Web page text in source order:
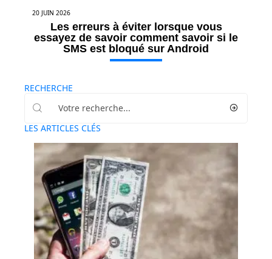
20 JUIN 2026
Les erreurs à éviter lorsque vous
essayez de savoir comment savoir si le
SMS est bloqué sur Android
RECHERCHE
LES ARTICLES CLÉS